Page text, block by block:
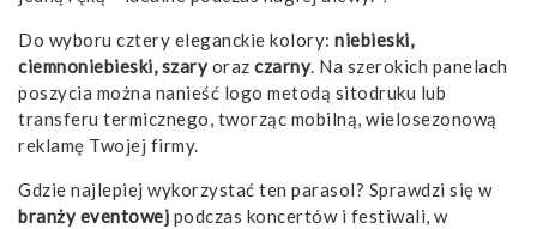
Do wyboru cztery eleganckie kolory: niebieski,
ciemnoniebieski, szaryoraz czarny. Na szerokich panelach
poszycia można nanieść logo metodą sitodruku lub
transferu termicznego, tworząc mobilną, wielosezonową
reklamę Twojej firmy.
Gdzie najlepiej wykorzystać ten parasol? Sprawdzi się w
branży eventowej podczas koncertów i festiwali, w